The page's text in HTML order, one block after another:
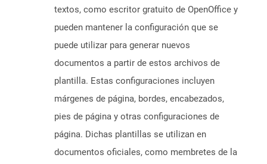
textos, como escritor gratuito de OpenOffice y
pueden mantener la configuración que se
puede utilizar para generar nuevos
documentos a partir de estos archivos de
plantilla. Estas configuraciones incluyen
márgenes de página, bordes, encabezados,
pies de página y otras configuraciones de
página. Dichas plantillas se utilizan en
documentos oficiales, como membretes de la